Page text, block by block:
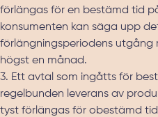
förlängas för en bestämd tid
konsumenten kan säga upp
förlängningsperiodens utgång
högst en månad.
3. Ett avtal som ingåtts för
regelbunden leverans av
tyst förlängas för obestämd